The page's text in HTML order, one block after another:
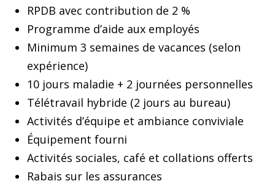
RPDB avec contribution de 2 %
Programme d’aide aux employés
Minimum 3 semaines de vacances (selon
expérience)
10 jours maladie + 2 journées personnelles
Télétravail hybride (2 jours au bureau)
Activités d’équipe et ambiance conviviale
Équipement fourni
Activités sociales, café et collations offerts
Rabais sur les assurances